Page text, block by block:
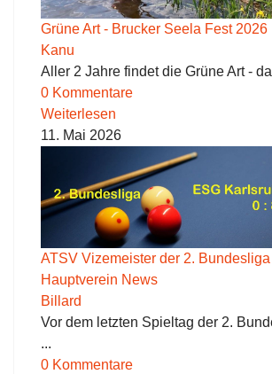
Grüne Art - Brucker Seela Fest 2026
Kanu
Aller 2 Jahre findet die Grüne Art -
0 Kommentare
Weiterlesen
11. Mai 2026
ATSV Vizemeister der 2. Bundesliga
Hauptverein News
Billard
Vor dem letzten Spieltag der 2.
...
0 Kommentare